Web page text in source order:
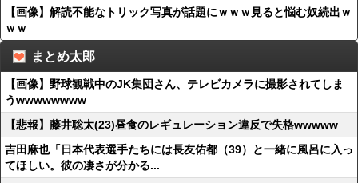
【画像】解読不能なトリック写真が話題にｗｗｗ見ると悩む奴続出ｗ
ｗｗ
まとめ太郎
【画像】野球観戦中のJK集団さん、テレビカメラに撮影されてしま
うwwwwwwww
【悲報】藤井聡太(23)昼食のレギュレーション違反で失格wwwww
吉田麻也「日本代表選手たちには長友佑都（39）と一緒に風呂に入っ
てほしい。彼の凄さが分かる...